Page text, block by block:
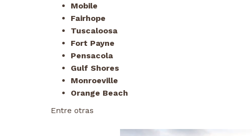
Mobile
Fairhope
Tuscaloosa
Fort Payne
Pensacola
Gulf Shores
Monroeville
Orange Beach
Entre otras